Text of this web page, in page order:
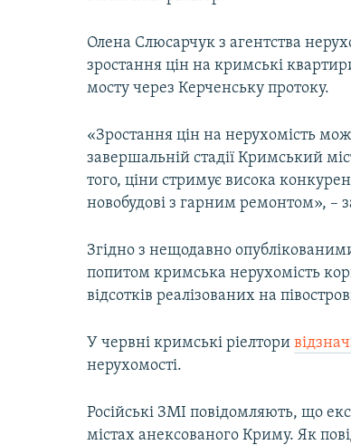
Олена Слюсарчук з агентства
зростання цін на кримські
мосту через Керченську протоку.
«Зростання цін на нерухомість
завершальній стадії Кримський
того, ціни стримує висока
новобудові з гарним ремонтом», –
Згідно з нещодавно
попитом кримська нерухомість
відсотків реалізованих на
У червні кримські ріелтори
нерухомості.
Російські ЗМІ повідомляють, що
містах анексованого Криму. Як